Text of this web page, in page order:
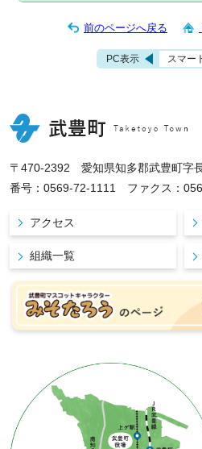
前のページへ戻る
PC表示 スマー
〒470-2392 愛知県知多郡武豊町字
番号：0569-72-1111 ファクス：
アクセス
組織一覧